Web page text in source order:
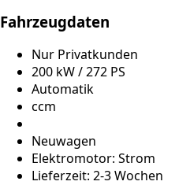
Fahrzeugdaten
Nur Privatkunden
200 kW / 272 PS
Automatik
ccm
Neuwagen
Elektromotor: Strom
Lieferzeit: 2-3 Wochen